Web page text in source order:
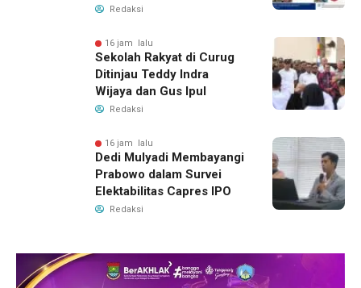
dengan Pengelolaannya
Redaksi
16 jam lalu
Sekolah Rakyat di Curug
Ditinjau Teddy Indra
Wijaya dan Gus Ipul
Redaksi
16 jam lalu
Dedi Mulyadi Membayangi
Prabowo dalam Survei
Elektabilitas Capres IPO
Redaksi